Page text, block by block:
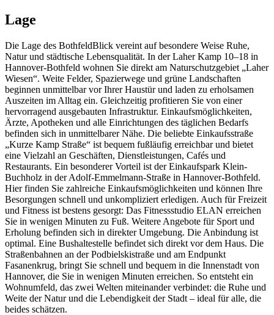
Lage
Die Lage des BothfeldBlick vereint auf besondere Weise Ruhe,
Natur und städtische Lebensqualität. In der Laher Kamp 10–18 in
Hannover-Bothfeld wohnen Sie direkt am Naturschutzgebiet „Laher
Wiesen“. Weite Felder, Spazierwege und grüne Landschaften
beginnen unmittelbar vor Ihrer Haustür und laden zu erholsamen
Auszeiten im Alltag ein. Gleichzeitig profitieren Sie von einer
hervorragend ausgebauten Infrastruktur. Einkaufsmöglichkeiten,
Ärzte, Apotheken und alle Einrichtungen des täglichen Bedarfs
befinden sich in unmittelbarer Nähe. Die beliebte Einkaufsstraße
„Kurze Kamp Straße“ ist bequem fußläufig erreichbar und bietet
eine Vielzahl an Geschäften, Dienstleistungen, Cafés und
Restaurants. Ein besonderer Vorteil ist der Einkaufspark Klein-
Buchholz in der Adolf-Emmelmann-Straße in Hannover-Bothfeld.
Hier finden Sie zahlreiche Einkaufsmöglichkeiten und können Ihre
Besorgungen schnell und unkompliziert erledigen. Auch für Freizeit
und Fitness ist bestens gesorgt: Das Fitnessstudio ELAN erreichen
Sie in wenigen Minuten zu Fuß. Weitere Angebote für Sport und
Erholung befinden sich in direkter Umgebung. Die Anbindung ist
optimal. Eine Bushaltestelle befindet sich direkt vor dem Haus. Die
Straßenbahnen an der Podbielskistraße und am Endpunkt
Fasanenkrug, bringt Sie schnell und bequem in die Innenstadt von
Hannover, die Sie in wenigen Minuten erreichen. So entsteht ein
Wohnumfeld, das zwei Welten miteinander verbindet: die Ruhe und
Weite der Natur und die Lebendigkeit der Stadt – ideal für alle, die
beides schätzen.